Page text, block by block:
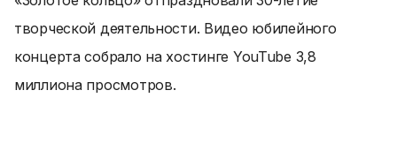
творческой деятельности. Видео юбилейного
концерта собрало на хостинге YouTube 3,8
миллиона просмотров.